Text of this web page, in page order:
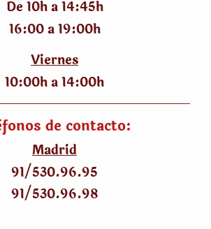
De 10h a 14:45h
16:00 a 19:00h
Viernes
10:00h a 14:00h
de contacto:
Madrid
91/530.96.95
91/530.96.98